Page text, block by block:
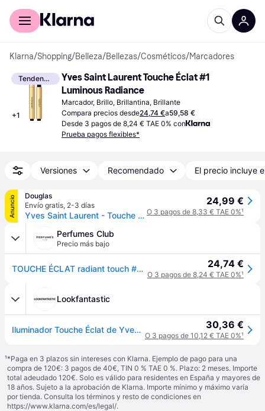
Comprar con Klarna
Klarna/Shopping/Belleza/Bellezas/Cosméticos/Marcadores
Tendencia
+1
Yves Saint Laurent Touche Éclat #1
Luminous Radiance
Marcador, Brillo, Brillantina, Brillante
Compara precios desde24,74 €a59,58 €
Desde 3 pagos de 8,24 € TAE 0% con
Prueba pagos flexibles*
Versiones Recomendado El precio incluye
Anuncio
Douglas
Envío gratis, 2-3 días
Yves Saint Laurent - Touche Éclat Stylo Correctores 2.5 ml 1 - Luminous Radiance
24,99 €
O 3 pagos de 8,33 € TAE 0%¹
Perfumes Club
Precio más bajo
TOUCHE ÉCLAT radiant touch #01-rose lumière 24,74 €
O 3 pagos de 8,24 € TAE 0%¹
Lookfantastic
Iluminador Touche Éclat de Yves Saint Laurent (varios tonos) - 1 Luminous Radiance 30,36 €
O 3 pagos de 10,12 € TAE 0%¹
¹*Paga en 3 plazos sin intereses con Klarna. Ejemplo de pago para una
compra de 120€: 3 pagos de 40€, TIN 0 % TAE 0 %. Plazo: 2 meses. Importe
total adeudado 120€. Solo es válido para residentes en España y mayores de
18 años. Sujeto a la aprobación de Klarna. Importe mínimo y máximo varía
por tienda. Consulta los términos y resto de condiciones en
https://www.klarna.com/es/legal/.